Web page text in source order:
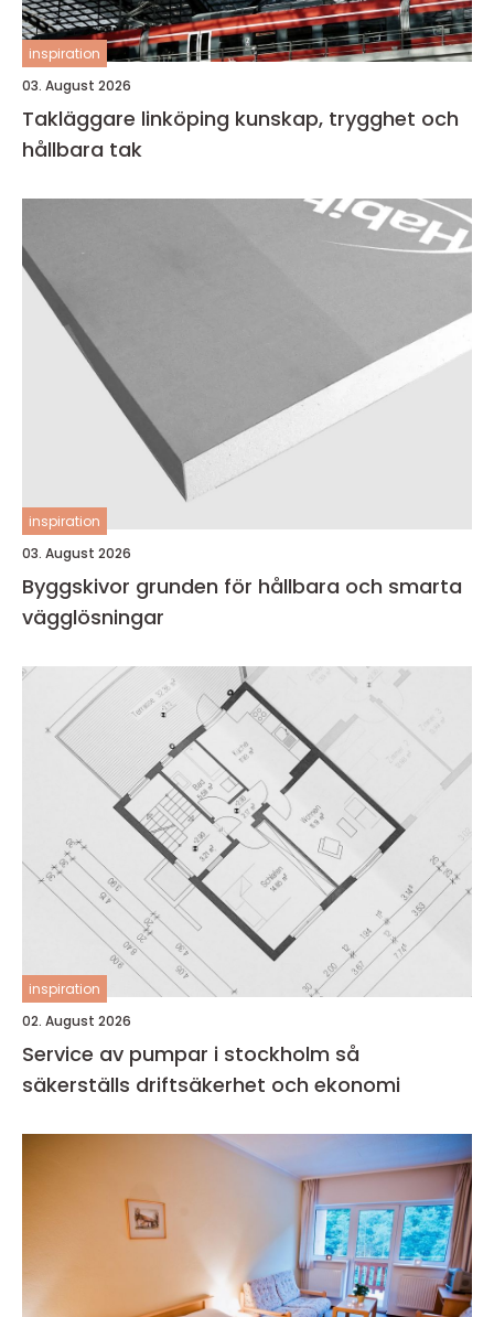
inspiration
03. August 2026
Takläggare linköping kunskap, trygghet och
hållbara tak
inspiration
03. August 2026
Byggskivor grunden för hållbara och smarta
vägglösningar
inspiration
02. August 2026
Service av pumpar i stockholm så
säkerställs driftsäkerhet och ekonomi